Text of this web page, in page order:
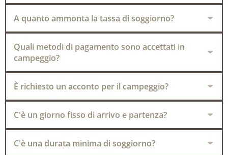
A quanto ammonta la tassa di soggiorno?
Quali metodi di pagamento sono accettati in
campeggio?
È richiesto un acconto per il campeggio?
C'è un giorno fisso di arrivo e partenza?
C'è una durata minima di soggiorno?